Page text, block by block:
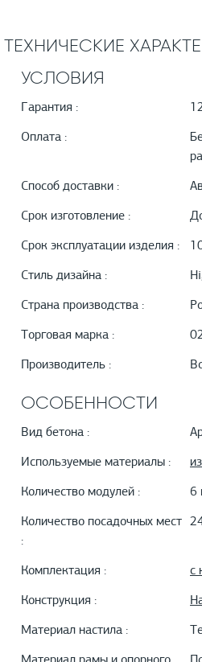
ТЕХНИЧЕСКИЕ
УСЛОВИЯ
Гарантия :
Оплата :
Способ доставки :
Срок изготовление :
Срок эксплуатации изделия :
Стиль дизайна :
Страна производства :
Торговая марка :
Производитель :
ОСОБЕННОСТИ
Вид бетона :
Используемые материалы :
Количество модулей : 6
Количество посадочных мест
:
Комплектация : с
Конструкция :
Материал настила :